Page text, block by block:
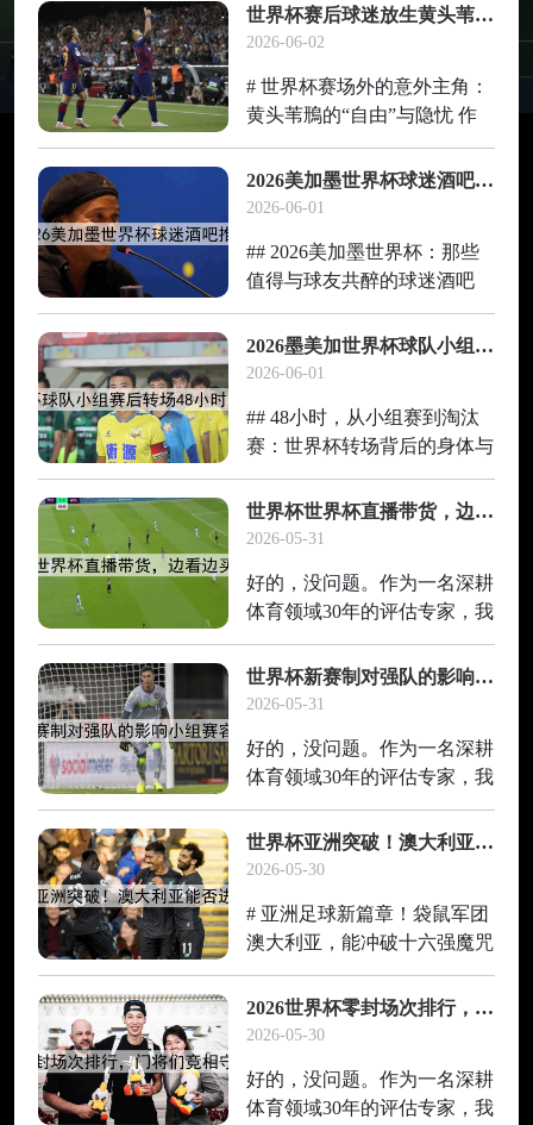
系。一个好的标题是引子，而
一篇有情感、有温度、有深度
核心。你提供的原标题“葡萄
牙队2026世界杯小组
世界杯赛后球迷放生黄头苇鳽黄头
2026-06-02
# 世界杯赛场外的意外主角：
黄头苇鳽的“自由”与隐忧 作
为一名深耕体育评估领域30年
的老观察者，我看过无数场世
界杯的激情与泪水，见证过巨
年卡塔尔世界杯之后，一个看
似与足球
2026美加墨世界杯球迷酒吧推荐
2026-06-01
## 2026美加墨世界杯：那些
值得与球友共醉的球迷酒吧
作为一个在体育圈摸爬滚打30
年的老家伙，我见过太多世界
杯的狂欢与落寞。从1986年墨
之手”，到2018年法国队捧起
大
2026墨美加世界杯球队小组赛后转场48小时内的恢复训练安排
2026-06-01
## 48小时，从小组赛到淘汰
赛：世界杯转场背后的身体与
灵魂重塑 当2026年世界杯的
哨声在小组赛最后一轮响起，
墨美加三国广袤的土地上，32
收拾行囊黯然离去，有人则要
面对一个
世界杯世界杯直播带货，边看边买新消费
2026-05-31
好的，没问题。作为一名深耕
体育领域30年的评估专家，我
见证了无数赛事从单纯的竞技
场演变为商业与文化的狂欢。
你提到的“世界杯直播带货，
确实精准地捕捉了当下体育观
赛与消费场景融合
世界杯新赛制对强队的影响小组赛容错率更高
2026-05-31
好的，没问题。作为一名深耕
体育领域30年的评估专家，我
见证了无数规则变迁对竞技格
局的深刻重塑。您提到的“小
组赛容错率更高”这个核心观
您重写标题，并以此为切入
点，融入个人见解，
世界杯亚洲突破！澳大利亚能否进十六强
2026-05-30
# 亚洲足球新篇章！袋鼠军团
澳大利亚，能冲破十六强魔咒
吗？ 当2022年卡塔尔世界杯
的硝烟渐渐散去，亚洲足球的
崛起之势却愈发清晰。日本击
特掀翻阿根廷……一幕幕震撼
世界的画面，
2026世界杯零封场次排行，门将们竞相守护世界杯球门
2026-05-30
好的，没问题。作为一名深耕
体育领域30年的评估专家，我